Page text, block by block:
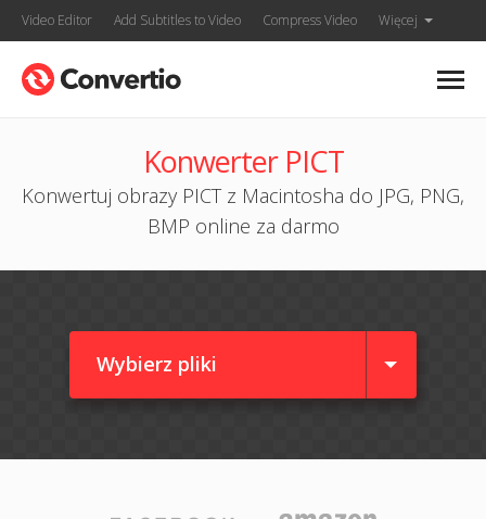
Video Editor Add Subtitles to Video Compress Video Więcej
Konwerter PICT
Konwertuj obrazy PICT z Macintosha do JPG, PNG,
BMP online za darmo
Wybierz pliki